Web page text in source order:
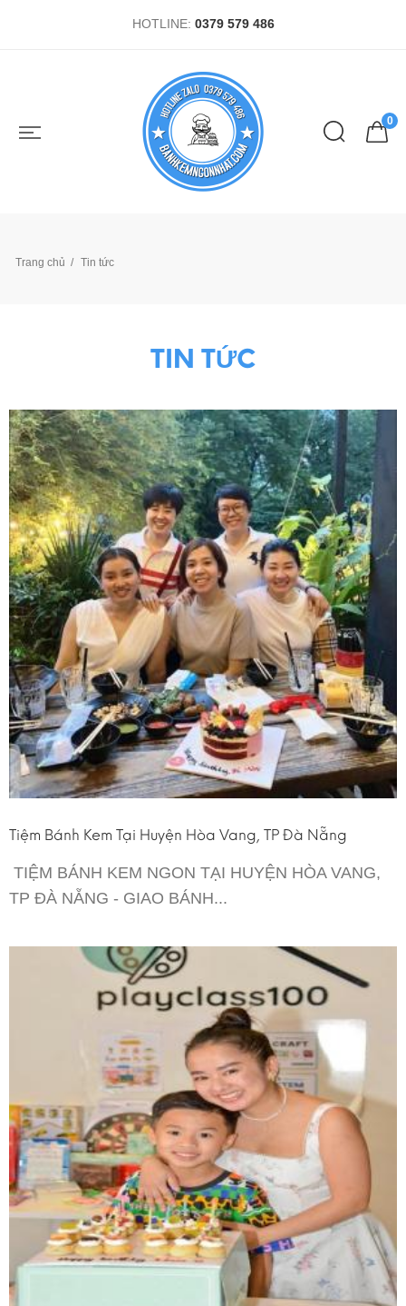
HOTLINE: 0379 579 486
0
Trang chủ Tin tức
TIN TỨC
Tiệm Bánh Kem Tại Huyện Hòa Vang, TP Đà Nẵng
TIỆM BÁNH KEM NGON TẠI HUYỆN HÒA VANG,
TP ĐÀ NẴNG - GIAO BÁNH...